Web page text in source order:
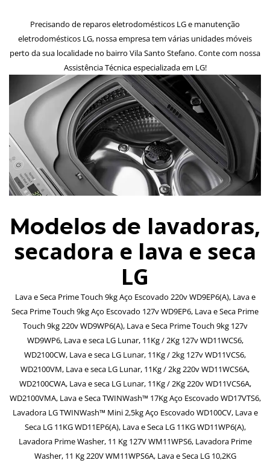
Precisando de reparos eletrodomésticos LG e manutenção
eletrodomésticos LG, nossa empresa tem várias unidades móveis
perto da sua localidade no bairro Vila Santo Stefano. Conte com nossa
Assistência Técnica especializada em LG!
Modelos de lavadoras,
secadora e lava e seca
LG
Lava e Seca Prime Touch 9kg Aço Escovado 220v WD9EP6(A), Lava e
Seca Prime Touch 9kg Aço Escovado 127v WD9EP6, Lava e Seca Prime
Touch 9kg 220v WD9WP6(A), Lava e Seca Prime Touch 9kg 127v
WD9WP6, Lava e seca LG Lunar, 11Kg / 2Kg 127v WD11WCS6,
WD2100CW, Lava e seca LG Lunar, 11Kg / 2kg 127v WD11VCS6,
WD2100VM, Lava e seca LG Lunar, 11Kg / 2kg 220v WD11WCS6A,
WD2100CWA, Lava e seca LG Lunar, 11Kg / 2Kg 220v WD11VCS6A,
WD2100VMA, Lava e Seca TWINWash™ 17Kg Aço Escovado WD17VTS6,
Lavadora LG TWINWash™ Mini 2,5kg Aço Escovado WD100CV, Lava e
Seca LG 11KG WD11EP6(A), Lava e Seca LG 11KG WD11WP6(A),
Lavadora Prime Washer, 11 Kg 127V WM11WPS6, Lavadora Prime
Washer, 11 Kg 220V WM11WPS6A, Lava e Seca LG 10,2KG